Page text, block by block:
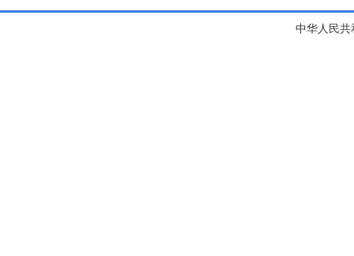
中华人民共